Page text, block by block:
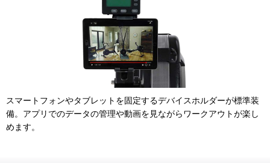
スマートフォンやタブレットを固定するデバイスホルダーが標準装
備。アプリでのデータの管理や動画を見ながらワークアウトが楽し
めます。